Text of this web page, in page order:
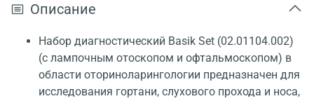
Описание
Набор диагностический Basik Set (02.01104.002)
(с лампочным отоскопом и офтальмоскопом) в
области оториноларингологии предназначен для
исследования гортани, слухового прохода и носа,